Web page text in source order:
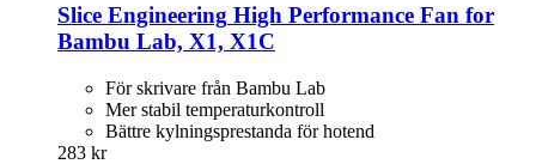
Slice Engineering High Performance Fan for
Bambu Lab, X1, X1C
För skrivare från Bambu Lab
Mer stabil temperaturkontroll
Bättre kylningsprestanda för hotend
283 kr